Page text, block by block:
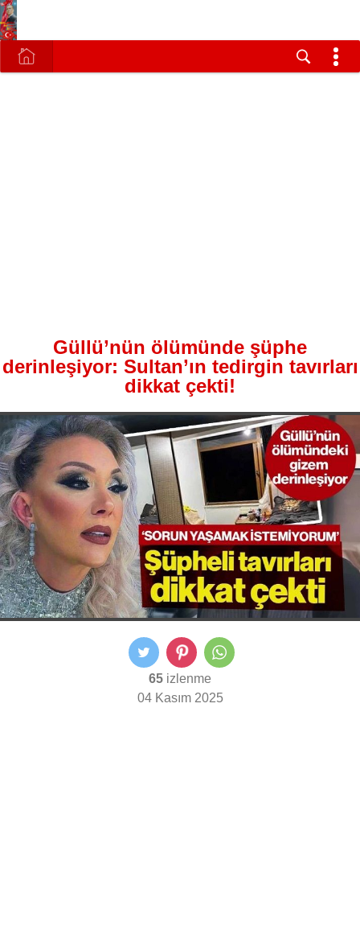
Güllü’nün ölümünde şüphe
derinleşiyor: Sultan’ın tedirgin tavırları
dikkat çekti!
65 izlenme
04 Kasım 2025